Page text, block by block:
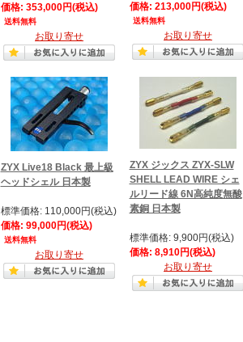
価格: 353,000円(税込)
送料無料
お取り寄せ
価格: 213,000円(税込)
送料無料
お取り寄せ
ZYX Live18 Black 最上級
ヘッドシェル 日本製
標準価格: 110,000円(税込)
価格: 99,000円(税込)
送料無料
お取り寄せ
ZYX ジックス ZYX-SLW
SHELL LEAD WIRE シェ
ルリード線 6N高純度無酸
素銅 日本製
標準価格: 9,900円(税込)
価格: 8,910円(税込)
お取り寄せ